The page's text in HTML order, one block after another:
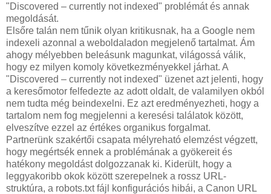
"Discovered – currently not indexed" problémát és annak
megoldását.
Elsőre talán nem tűnik olyan kritikusnak, ha a Google nem
indexeli azonnal a weboldaladon megjelenő tartalmat. Ám
ahogy mélyebben beleásunk magunkat, világossá válik,
hogy ez milyen komoly következményekkel járhat. A
"Discovered – currently not indexed" üzenet azt jelenti, hogy
a keresőmotor felfedezte az adott oldalt, de valamilyen okból
nem tudta még beindexelni. Ez azt eredményezheti, hogy a
tartalom nem fog megjelenni a keresési találatok között,
elveszítve ezzel az értékes organikus forgalmat.
Partnerünk szakértői csapata mélyreható elemzést végzett,
hogy megértsék ennek a problémának a gyökereit és
hatékony megoldást dolgozzanak ki. Kiderült, hogy a
leggyakoribb okok között szerepelnek a rossz URL-
struktúra, a robots.txt fájl konfigurációs hibái, a Canon URL